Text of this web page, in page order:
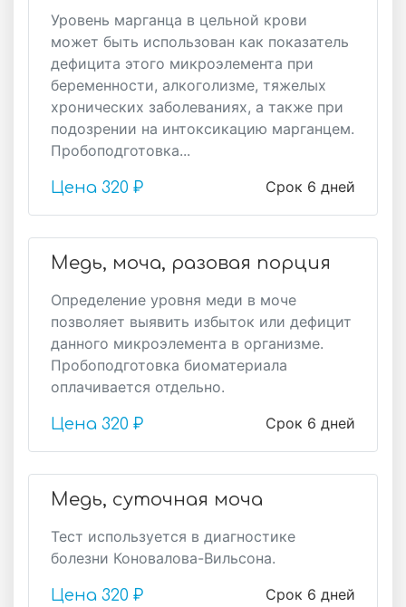
Уровень марганца в цельной крови
может быть использован как показатель
дефицита этого микроэлемента при
беременности, алкоголизме, тяжелых
хронических заболеваниях, а также при
подозрении на интоксикацию марганцем.
Пробоподготовка...
Срок 6 дней
Цена 320 ₽
Медь, моча, разовая порция
Определение уровня меди в моче
позволяет выявить избыток или дефицит
данного микроэлемента в организме.
Пробоподготовка биоматериала
оплачивается отдельно.
Срок 6 дней
Цена 320 ₽
Медь, суточная моча
Тест используется в диагностике
болезни Коновалова-Вильсона.
Срок 6 дней
Цена 320 ₽